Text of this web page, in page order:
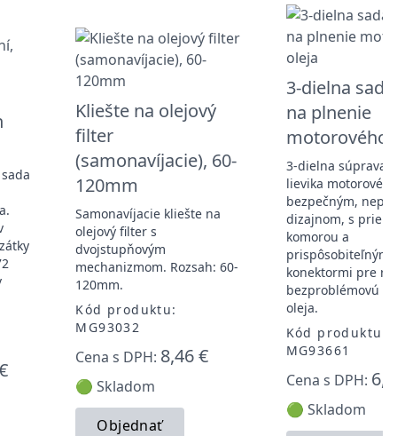
Kliešte na olejový
filter
(samonavíjacie), 60-
120mm
Samonavíjacie kliešte na
olejový filter s
dvojstupňovým
mechanizmom. Rozsah: 60-
120mm.
Kód produktu:
MG93032
Cena s DPH: 8,46 €
🟢 Skladom
Objednať
3-dielna
na plnenie
motorového
3-dielna súprava
lievika
bezpečným,
dizajnom, s
komorou a
prispôsobiteľnými
konektormi pre
bezproblémovú
oleja.
Kód produktu:
MG93661
Cena s DPH:
🟢 Skladom